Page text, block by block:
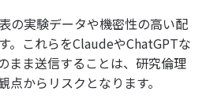
の実験データや機密性の高い配
。これらをClaudeやChatGPTな
まま送信することは、研究倫理
からリスクとなります。